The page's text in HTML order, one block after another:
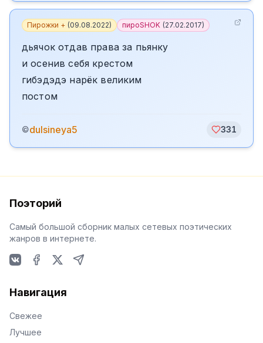
Пирожки + (09.08.2022) пироSHOK (27.02.2017)
дьячок отдав права за пьянку
и осенив себя крестом
гибэдэдэ нарёк великим
постом
©dulsineya5 331
Поэторий
Самый большой сборник малых сетевых поэтических
жанров в интернете.
Навигация
Свежее
Лучшее